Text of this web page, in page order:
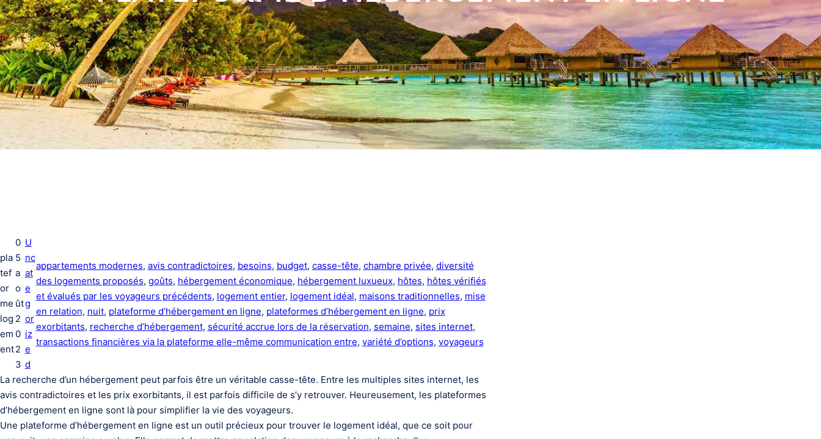
pla
tef
or
me
log
em
ent
0
5
a
o
ût
2
0
2
3
U
nc
at
e
g
or
iz
e
d
appartements modernes, avis contradictoires, besoins, budget, casse-tête, chambre privée, diversité
des logements proposés, goûts, hébergement économique, hébergement luxueux, hôtes, hôtes vérifiés
et évalués par les voyageurs précédents, logement entier, logement idéal, maisons traditionnelles, mise
en relation, nuit, plateforme d’hébergement en ligne, plateformes d’hébergement en ligne, prix
exorbitants, recherche d’hébergement, sécurité accrue lors de la réservation, semaine, sites internet
transactions financières via la plateforme elle-même communication entre, variété d’options, voyageurs
La recherche d’un hébergement peut parfois être un véritable casse-tête. Entre les multiples sites internet, les
avis contradictoires et les prix exorbitants, il est parfois difficile de s’y retrouver. Heureusement, les plateformes
d’hébergement en ligne sont là pour simplifier la vie des voyageurs.
Une plateforme d’hébergement en ligne est un outil précieux pour trouver le logement idéal, que ce soit pour